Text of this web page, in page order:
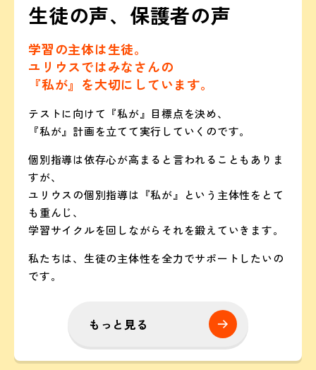
生徒の声、保護者の声
学習の主体は生徒。
ユリウスではみなさんの
『私が』を大切にしています。
テストに向けて『私が』目標点を決め、
『私が』計画を立てて実行していくのです。
個別指導は依存心が高まると言われることもありま
すが、
ユリウスの個別指導は『私が』という主体性をとて
も重んじ、
学習サイクルを回しながらそれを鍛えていきます。
私たちは、生徒の主体性を全力でサポートしたいの
です。
もっと見る